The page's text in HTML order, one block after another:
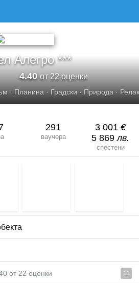
Алегро ***
4.40от 22 оценки
· Планина · Градски · Природа ·
291
ваучера
3 001 €
5 869лв.
спестени
от 22 оценки 11